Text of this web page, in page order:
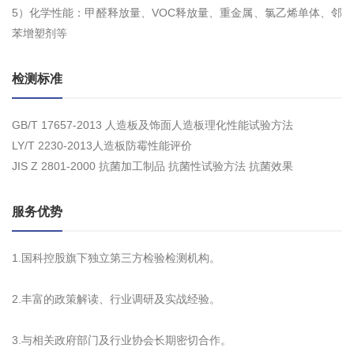
5）化学性能：甲醛释放量、VOC释放量、重金属、氯乙烯单体、邻
苯增塑剂等
检测标准
GB/T 17657-2013 人造板及饰面人造板理化性能试验方法
LY/T 2230-2013人造板防霉性能评价
JIS Z 2801-2000 抗菌加工制品 抗菌性试验方法 抗菌效果
服务优势
1.国科控股旗下独立第三方检验检测机构。
2.丰富的政策解读、行业调研及实战经验。
3.与相关政府部门及行业协会长期密切合作。